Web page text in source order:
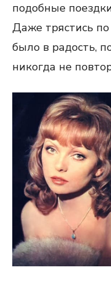
подобные
Даже трястись
было в радость,
никогда не